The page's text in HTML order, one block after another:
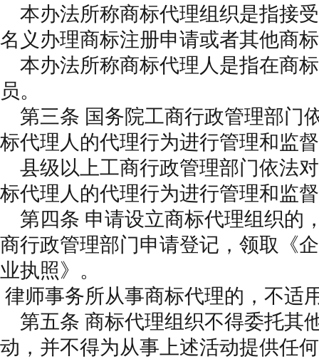
本办法所称商标代理组织是指接
名义办理商标注册申请或者其他商
本办法所称商标代理人是指在商
员。
第三条 国务院工商行政管理部门
标代理人的代理行为进行管理和监
县级以上工商行政管理部门依法
标代理人的代理行为进行管理和监
第四条 申请设立商标代理组织的
商行政管理部门申请登记，领取《
业执照》。
律师事务所从事商标代理的，不适
第五条 商标代理组织不得委托其
动，并不得为从事上述活动提供任